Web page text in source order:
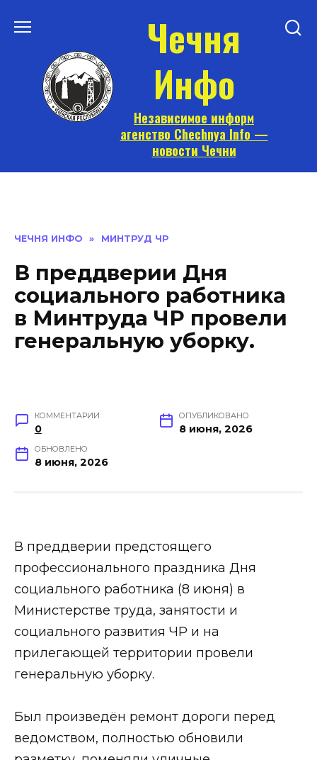
Чечня
Инфо
Независимое информ
агенство Chechnya Info —
новости Чечни
ЧЕЧНЯ ИНФО » МИНТРУД ЧР
В преддверии Дня
социального работника
в Минтруда ЧР провели
генеральную уборку.
КОММЕНТАРИИ
0
ОПУБЛИКОВАНО
8 июня, 2026
ОБНОВЛЕНО
8 июня, 2026
В преддверии предстоящего
профессионального праздника Дня
социального работника (8 июня) в
Министерстве труда, занятости и
социального развития ЧР и на
прилегающей территории провели
генеральную уборку.
Был произведён ремонт дороги перед
ведомством, полностью обновили